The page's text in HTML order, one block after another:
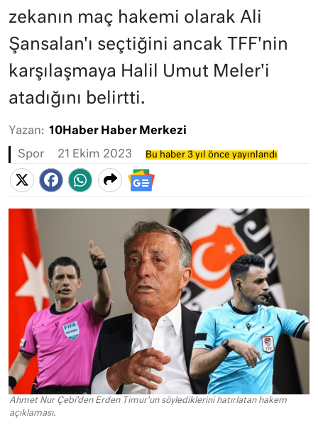
zekanın maç hakemi olarak Ali
Şansalan'ı seçtiğini ancak TFF'nin
karşılaşmaya Halil Umut Meler'i
atadığını belirtti.
Yazan: 10Haber Haber Merkezi
Spor 21 Ekim 2023 Bu haber 3 yıl önce yayınlandı
Ahmet Nur Çebi'den Erden Timur'un söylediklerini hatırlatan hakem
açıklaması.